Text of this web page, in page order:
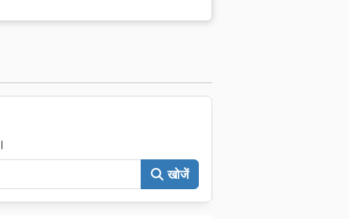
खोजें